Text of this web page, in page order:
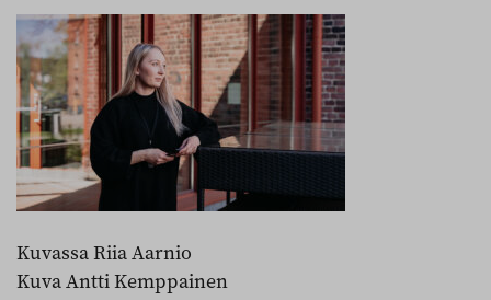
Kuvassa Riia Aarnio
Kuva Antti Kemppainen